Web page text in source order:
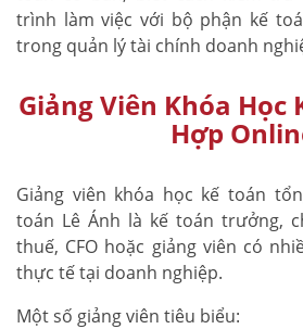
trình làm việc với bộ phận kế
trong quản lý tài chính doanh
Giảng Viên Khóa Học
Hợp
Giảng viên khóa học kế toán
toán Lê Ánh là kế toán trưởng,
thuế, CFO hoặc giảng viên có
thực tế tại doanh nghiệp.
Một số giảng viên tiêu biểu: